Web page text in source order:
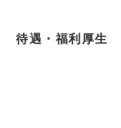
待遇・福利厚生